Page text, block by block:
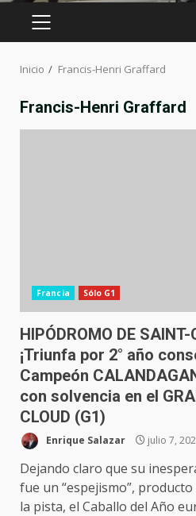
MENÚ
Inicio Francis-Henri Graffard
Francis-Henri Graffard
Francia Sólo G1
HIPÓDROMO DE
¡Triunfa por 2° año
Campeón
con solvencia en el
CLOUD (G1)
Enrique Salazar julio 7,
Dejando claro que su
fue un “espejismo”,
la pista, el Caballo del Año